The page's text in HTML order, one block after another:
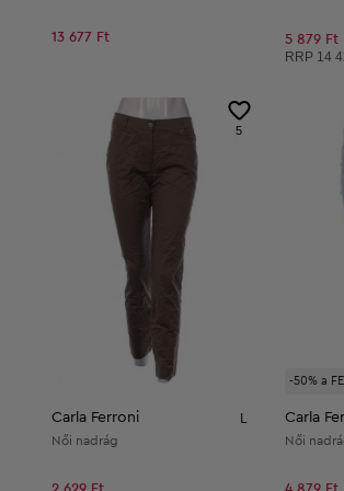
13 677 Ft 5 879 Ft
Ajánlott
RRP 14
5
Carla Ferroni
Női nadrág
-50% a
Carla
Női